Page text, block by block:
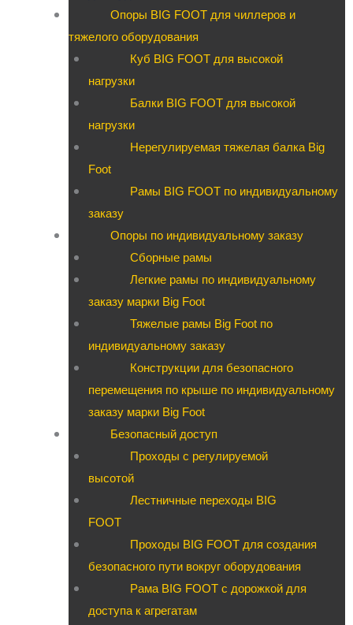
Опоры BIG FOOT для чиллеров и
тяжелого оборудования
Куб BIG FOOT для высокой
нагрузки
Балки BIG FOOT для высокой
нагрузки
Нерегулируемая тяжелая балка Big
Foot
Рамы BIG FOOT по индивидуальному
заказу
Опоры по индивидуальному заказу
Сборные рамы
Легкие рамы по индивидуальному
заказу марки Big Foot
Тяжелые рамы Big Foot по
индивидуальному заказу
Конструкции для безопасного
перемещения по крыше по индивидуальному
заказу марки Big Foot
Безопасный доступ
Проходы с регулируемой
высотой
Лестничные переходы BIG
FOOT
Проходы BIG FOOT для создания
безопасного пути вокруг оборудования
Рама BIG FOOT с дорожкой для
доступа к агрегатам